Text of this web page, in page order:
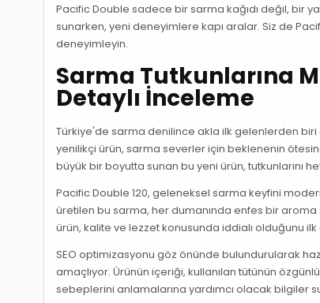
Pacific Double sadece bir sarma kağıdı değil, bir
sunarken, yeni deneyimlere kapı aralar. Siz de
deneyimleyin.
Sarma Tutkunlarına
Detaylı İnceleme
Türkiye'de sarma denilince akla ilk gelenlerden biri
yenilikçi ürün, sarma severler için beklenenin
büyük bir boyutta sunan bu yeni ürün, tutkunlarını
Pacific Double 120, geleneksel sarma keyfini
üretilen bu sarma, her dumanında enfes bir
ürün, kalite ve lezzet konusunda iddialı olduğunu
SEO optimizasyonu göz önünde bulundurularak
amaçlıyor. Ürünün içeriği, kullanılan tütünün
sebeplerini anlamalarına yardımcı olacak bilgiler